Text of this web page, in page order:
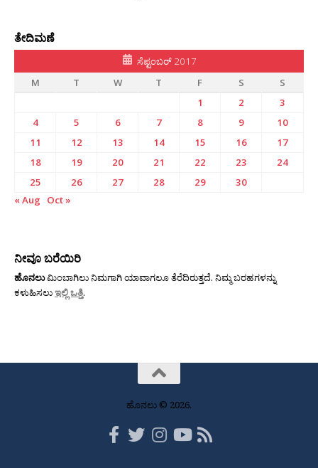
ತೇದಿಮಣೆ
ಸೆಪ್ಟಂಬರ್ 2017
M
T W T F S
S
1
2
3
4
5 6 7 8 9
10
11
12 13 14 15 16
17
18
19 20 21 22 23
24
25
26 27 28 29
30
« Aug
Oct »
ನೀವೂ ಬರೆಯಿರಿ
ಹೊನಲುಮಿಂಬಾಗಿಲು ನಿಮಗಾಗಿ ಯಾವಾಗಲೂ ತೆರೆದಿರುತ್ತದೆ. ನಿಮ್ಮ ಬರಹಗಳನ್ನು
ಕಳುಹಿಸಲುಇಲ್ಲಿ ಒತ್ತಿ.
ಹೊನಲು © 2026.